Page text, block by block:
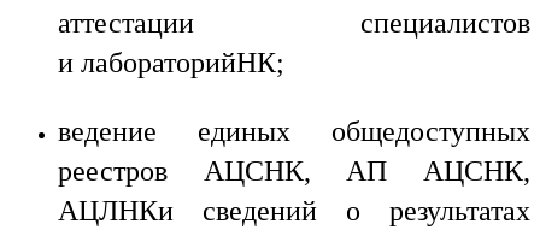
аттестации специалистов
и лабораторийНК;
ведение единых общедоступных
реестров АЦСНК, АП АЦСНК,
АЦЛНКи сведений о результатах